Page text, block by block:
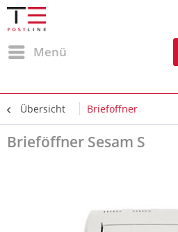
Menü
Übersicht Brieföffner
Brieföffner Sesam S